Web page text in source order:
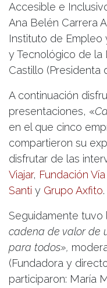
Accesible e
Ana Belén Carrera
Instituto de Empleo
y Tecnológico de la
Castillo (Presidenta
A continuación
presentaciones, «
en el que cinco
compartieron su
disfrutar de las
Viajar, Fundación
Santi y Grupo Axfito.
Seguidamente tuvo
cadena de valor de
para todos»,
(Fundadora y
participaron: María